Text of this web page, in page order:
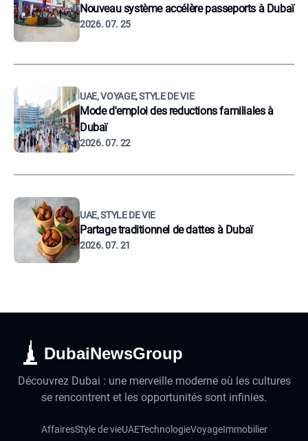
Nouveau système accélère passeports à Dubaï
2026. 07. 25
UAE, VOYAGE, STYLE DE VIE
Mode d'emploi des reductions familiales à
Dubaï
2026. 07. 22
UAE, STYLE DE VIE
Partage traditionnel de dattes à Dubaï
2026. 07. 21
DubaiNewsGroup
Découvrez Dubai : une merveille moderne où les cultures
se rencontrent et les opportunités sont infinies.
AffairesStyle de vieUAETechnologieVoyageImmobilier